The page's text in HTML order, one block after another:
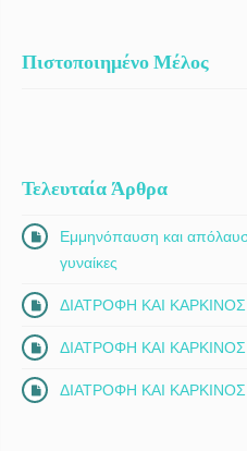
Πιστοποιημένο Μέλος
Τελευταία Άρθρα
Εμμηνόπαυση και
γυναίκες
ΔΙΑΤΡΟΦΗ ΚΑΙ ΚΑΡΚΙΝΟΣ
ΔΙΑΤΡΟΦΗ ΚΑΙ
ΔΙΑΤΡΟΦΗ ΚΑΙ